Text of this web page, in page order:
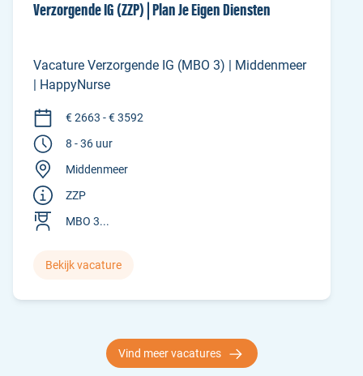
Verzorgende IG (ZZP) | Plan Je Eigen Diensten
Vacature Verzorgende IG (MBO 3) | Middenmeer
| HappyNurse
€ 2663 - € 3592
8 - 36 uur
Middenmeer
ZZP
MBO 3...
Bekijk vacature
Vind meer vacatures